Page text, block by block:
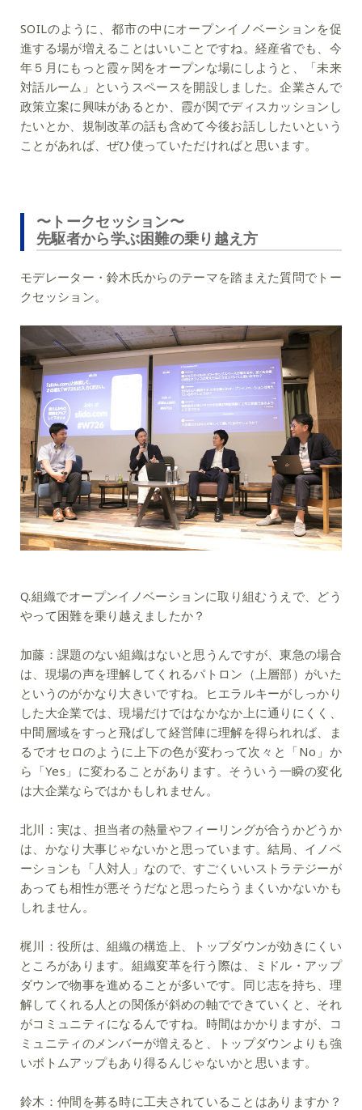
SOILのように、都市の中にオープンイノベーションを促
進する場が増えることはいいことですね。経産省でも、今
年５月にもっと霞ヶ関をオープンな場にしようと、「未来
対話ルーム」というスペースを開設しました。企業さんで
政策立案に興味があるとか、霞が関でディスカッションし
たいとか、規制改革の話も含めて今後お話ししたいという
ことがあれば、ぜひ使っていただければと思います。
〜トークセッション〜
先駆者から学ぶ困難の乗り越え方
モデレーター・鈴木氏からのテーマを踏まえた質問でトー
クセッション。
Q.組織でオープンイノベーションに取り組むうえで、どう
やって困難を乗り越えましたか？
加藤： 課題のない組織はないと思うんですが、東急の場合
は、現場の声を理解してくれるパトロン（上層部）がいた
というのがかなり大きいですね。ヒエラルキーがしっかり
した大企業では、現場だけではなかなか上に通りにくく、
中間層域をすっと飛ばして経営陣に理解を得られれば、ま
るでオセロのように上下の色が変わって次々と「No」か
ら「Yes」に変わることがあります。そういう一瞬の変化
は大企業ならではかもしれません。
北川： 実は、担当者の熱量やフィーリングが合うかどうか
は、かなり大事じゃないかと思っています。結局、イノベ
ーションも「人対人」なので、すごくいいストラテジーが
あっても相性が悪そうだなと思ったらうまくいかないかも
しれません。
梶川： 役所は、組織の構造上、トップダウンが効きにくい
ところがあります。組織変革を行う際は、ミドル・アップ
ダウンで物事を進めることが多いです。同じ志を持ち、理
解してくれる人との関係が斜めの軸でできていくと、それ
がコミュニティになるんですね。時間はかかりますが、コ
ミュニティのメンバーが増えると、トップダウンよりも強
いボトムアップもあり得るんじゃないかと思います。
鈴木： 仲間を募る時に工夫されていることはありますか？